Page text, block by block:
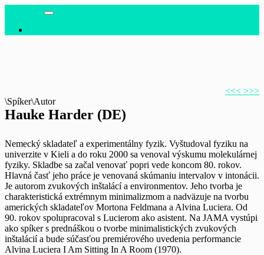
navigácia
<<< >>>
\Spíker\Autor
Hauke Harder (DE)
Nemecký skladateľ a experimentálny fyzik. Vyštudoval fyziku na
univerzite v Kieli a do roku 2000 sa venoval výskumu molekulárnej
fyziky. Skladbe sa začal venovať popri vede koncom 80. rokov.
Hlavná časť jeho práce je venovaná skúmaniu intervalov v intonácii.
Je autorom zvukových inštalácí a environmentov. Jeho tvorba je
charakteristická extrémnym minimalizmom a nadväzuje na tvorbu
amerických skladateľov Mortona Feldmana a Alvina Luciera. Od
90. rokov spolupracoval s Lucierom ako asistent. Na JAMA vystúpi
ako spíker s prednáškou o tvorbe minimalistických zvukových
inštalácií a bude súčasťou premiérového uvedenia performancie
Alvina Luciera I Am Sitting In A Room (1970).